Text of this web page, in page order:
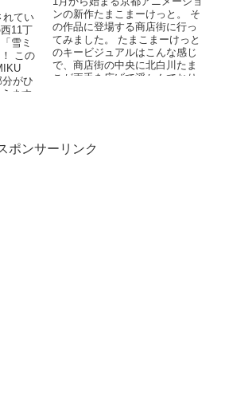
れてい
11丁
雪ミ
この
がひ
ます
ンの新作たまこまーけっと。 そ
の作品に登場する商店街に行っ
てみました。 たまこまーけっと
のキービジュアルはこんな感じ
で、商店街の中央に北白川たま
こが両手を広げて浮かんでおり
ポンサーリンク